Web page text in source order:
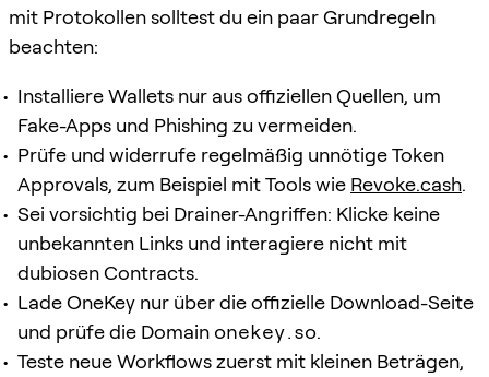
mit Protokollen solltest du ein paar Grundregeln
beachten:
Installiere Wallets nur aus offiziellen Quellen, um
Fake-Apps und Phishing zu vermeiden.
Prüfe und widerrufe regelmäßig unnötige Token
Approvals, zum Beispiel mit Tools wie Revoke.cash.
Sei vorsichtig bei Drainer-Angriffen: Klicke keine
unbekannten Links und interagiere nicht mit
dubiosen Contracts.
Lade OneKey nur über die offizielle Download-Seite
und prüfe die Domain onekey.so.
Teste neue Workflows zuerst mit kleinen Beträgen,